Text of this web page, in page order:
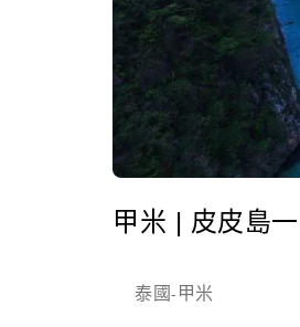
甲米 | 皮皮島
泰國- 甲米